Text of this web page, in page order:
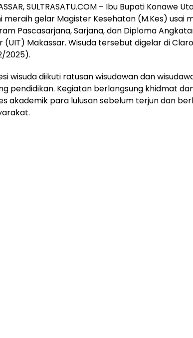
SULTRASATU.COM – Ibu Bupati Konawe
meraih gelar Magister Kesehatan (M.Kes) usai
Pascasarjana, Sarjana, dan Diploma
(UIT) Makassar. Wisuda tersebut digelar di
2025).
wisuda diikuti ratusan wisudawan dan
pendidikan. Kegiatan berlangsung khidmat
akademik para lulusan sebelum terjun dan